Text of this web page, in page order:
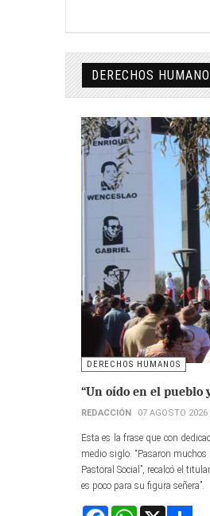
DERECHOS
DERECHOS HUMANOS
“Un oído en el pueblo
REDACCIÓN 07 AGOSTO 2026
Esta es la frase que con
medio siglo. “Pasaron
Pastoral Social”, recalcó el
es poco para su figura señera”.
FacebookWhatsApp